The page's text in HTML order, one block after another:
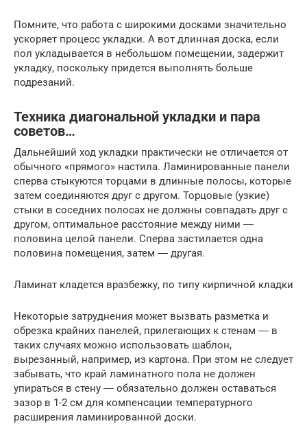
Помните, что работа с широкими досками значительно
ускоряет процесс укладки. А вот длинная доска, если
пол укладывается в небольшом помещении, задержит
укладку, поскольку придется выполнять больше
подрезаний.
Техника диагональной укладки и пара
советов…
Дальнейший ход укладки практически не отличается от
обычного «прямого» настила. Ламинированные панели
сперва стыкуются торцами в длинные полосы, которые
затем соединяются друг с другом. Торцовые (узкие)
стыки в соседних полосах не должны совпадать друг с
другом, оптимальное расстояние между ними ―
половина целой панели. Сперва застилается одна
половина помещения, затем ― другая.
Ламинат кладется вразбежку, по типу кирпичной кладки
Некоторые затруднения может вызвать разметка и
обрезка крайних панелей, прилегающих к стенам ― в
таких случаях можно использовать шаблон,
вырезанный, например, из картона. При этом не следует
забывать, что край ламинатного пола не должен
упираться в стену ― обязательно должен оставаться
зазор в 1-2 см для компенсации температурного
расширения ламинированной доски.